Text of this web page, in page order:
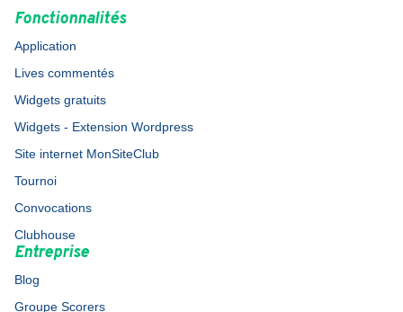
Fonctionnalités
Application
Lives commentés
Widgets gratuits
Widgets - Extension Wordpress
Site internet MonSiteClub
Tournoi
Convocations
Clubhouse
Entreprise
Blog
Groupe Scorers